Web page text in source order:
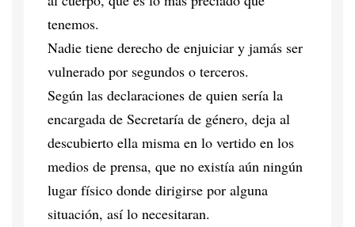
tenemos.
Nadie tiene derecho de enjuiciar y jamás ser
vulnerado por segundos o terceros.
Según las declaraciones de quien sería la
encargada de Secretaría de género, deja al
descubierto ella misma en lo vertido en los
medios de prensa, que no existía aún ningún
lugar físico donde dirigirse por alguna
situación, así lo necesitaran.